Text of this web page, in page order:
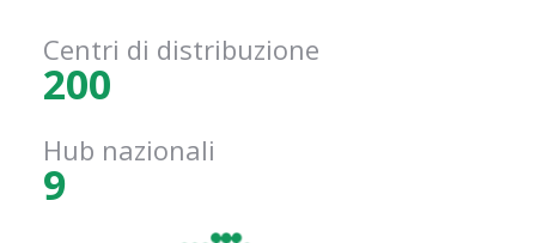
Centri di distribuzione
200
Hub nazionali
9